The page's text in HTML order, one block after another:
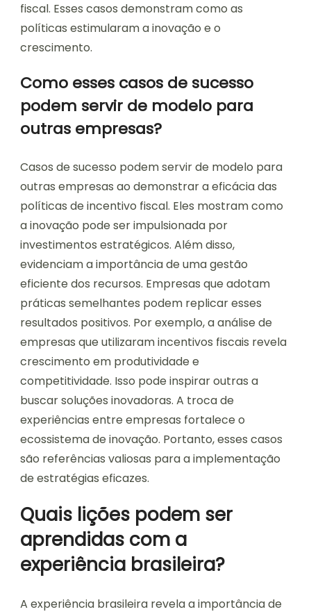
fiscal. Esses casos demonstram como as
políticas estimularam a inovação e o
crescimento.
Como esses casos de sucesso
podem servir de modelo para
outras empresas?
Casos de sucesso podem servir de modelo para
outras empresas ao demonstrar a eficácia das
políticas de incentivo fiscal. Eles mostram como
a inovação pode ser impulsionada por
investimentos estratégicos. Além disso,
evidenciam a importância de uma gestão
eficiente dos recursos. Empresas que adotam
práticas semelhantes podem replicar esses
resultados positivos. Por exemplo, a análise de
empresas que utilizaram incentivos fiscais revela
crescimento em produtividade e
competitividade. Isso pode inspirar outras a
buscar soluções inovadoras. A troca de
experiências entre empresas fortalece o
ecossistema de inovação. Portanto, esses casos
são referências valiosas para a implementação
de estratégias eficazes.
Quais lições podem ser
aprendidas com a
experiência brasileira?
A experiência brasileira revela a importância de